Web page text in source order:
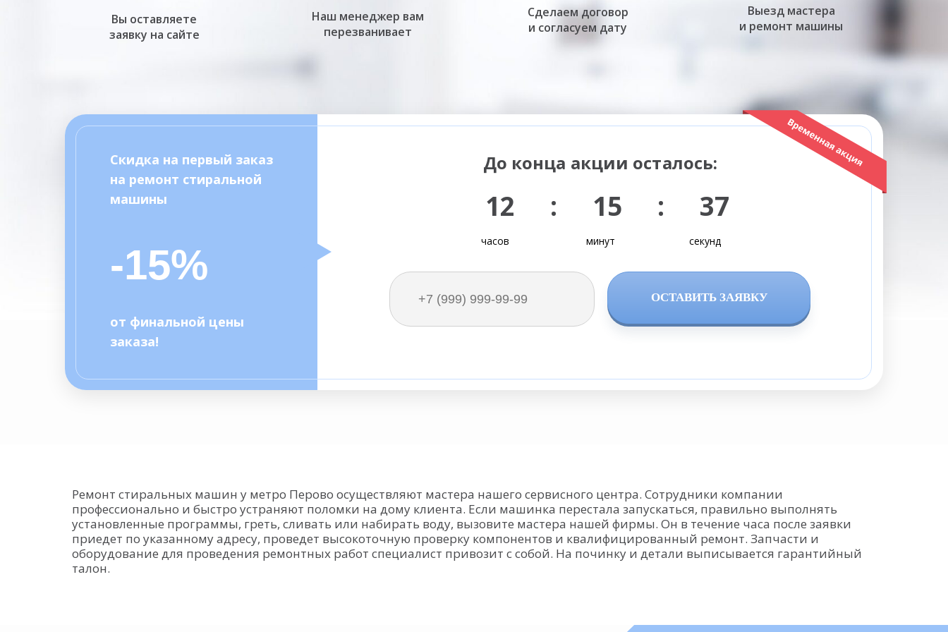
12 : 15 : 35
До конца акции осталось:
Скидка на первый заказ
на ремонт стиральной
машины
от финальной цены
заказа!
-15%
ОСТАВИТЬ ЗАЯВКУ
секунд
минут
часов
Выезд мастера
и ремонт машины
Сделаем договор
и согласуем дату
Наш менеджер вам
перезванивает
Вы оставляете
заявку на сайте
Ремонт стиральных машин у метро Перово осуществляют мастера нашего сервисного центра. Сотрудники компании
профессионально и быстро устраняют поломки на дому клиента. Если машинка перестала запускаться, правильно выполнять
установленные программы, греть, сливать или набирать воду, вызовите мастера нашей фирмы. Он в течение часа после заявки
приедет по указанному адресу, проведет высокоточную проверку компонентов и квалифицированный ремонт. Запчасти и
оборудование для проведения ремонтных работ специалист привозит с собой. На починку и детали выписывается гарантийный
талон.